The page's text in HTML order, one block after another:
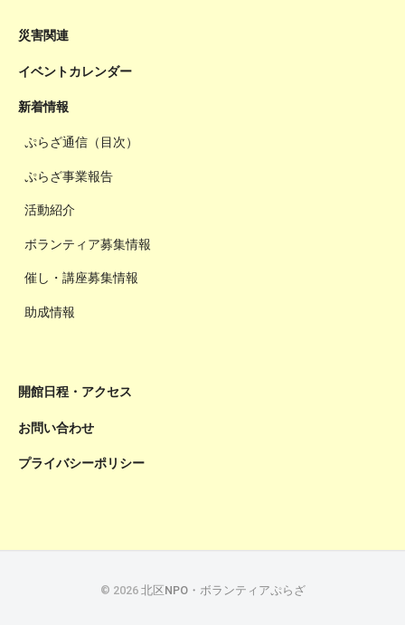
災害関連
イベントカレンダー
新着情報
ぷらざ通信（目次）
ぷらざ事業報告
活動紹介
ボランティア募集情報
催し・講座募集情報
助成情報
開館日程・アクセス
お問い合わせ
プライバシーポリシー
© 2026 北区NPO・ボランティアぷらざ